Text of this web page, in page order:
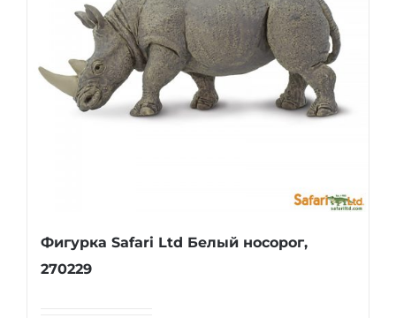
Фигурка Safari Ltd Белый носорог,
270229